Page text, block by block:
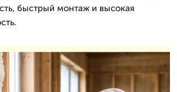
быстрый монтаж и высокая